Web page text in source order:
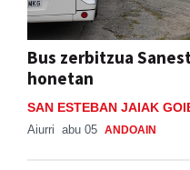
Bus zerbitzua
honetan
SAN ESTEBAN JAIAK
Aiurri abu 05 ANDOAIN